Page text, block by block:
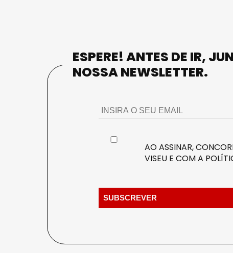
ESPERE! ANTES DE IR,
NOSSA NEWSLETTER.
AO ASSINAR,
VISEU E COM A